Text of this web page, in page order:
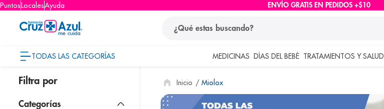
PuntosLocalesAyuda ENVÍO GRATIS EN PEDIDOS +$10
TODAS LAS CATEGORÍAS MEDICINAS DÍAS DEL BEBÉ TRATAMIENTOS Y SALUD
Miolox
términos más buscados
1. protector solar
pañales